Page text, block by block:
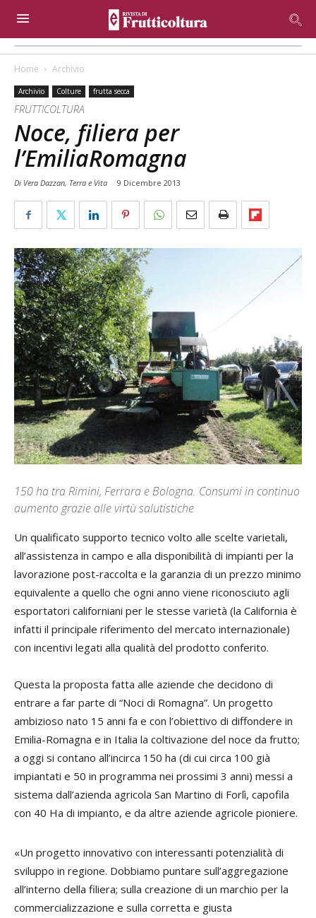
Home Archivio
Archivio Colture frutta secca
FRUTTICOLTURA
Noce, filiera per
l’EmiliaRomagna
Di Vera Dazzan, Terra e Vita - 9 Dicembre 2013
150 ha tra Rimini, Ferrara e Bologna. Consumi in continuo
aumento grazie alle virtù salutistiche
Un qualificato supporto tecnico volto alle scelte varietali,
all’assistenza in campo e alla disponibilità di impianti per la
lavorazione post-raccolta e la garanzia di un prezzo minimo
equivalente a quello che ogni anno viene riconosciuto agli
esportatori californiani per le stesse varietà (la California è
infatti il principale riferimento del mercato internazionale)
con incentivi legati alla qualità del prodotto conferito.
Questa la proposta fatta alle aziende che decidono di
entrare a far parte di “Noci di Romagna”. Un progetto
ambizioso nato 15 anni fa e con l’obiettivo di diffondere in
Emilia-Romagna e in Italia la coltivazione del noce da frutto;
a oggi si contano all’incirca 150 ha (di cui circa 100 già
impiantati e 50 in programma nei prossimi 3 anni) messi a
sistema dall’azienda agricola San Martino di Forlì, capofila
con 40 Ha di impianto, e da altre aziende agricole pioniere.
«Un progetto innovativo con interessanti potenzialità di
sviluppo in regione. Dobbiamo puntare sull’aggregazione
all’interno della filiera; sulla creazione di un marchio per la
commercializzazione e sulla corretta e giusta